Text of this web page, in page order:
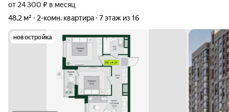
от 24 300 ₽ в месяц
48,2 м²
2-комн. квартира 7 этаж из 16
новостройка